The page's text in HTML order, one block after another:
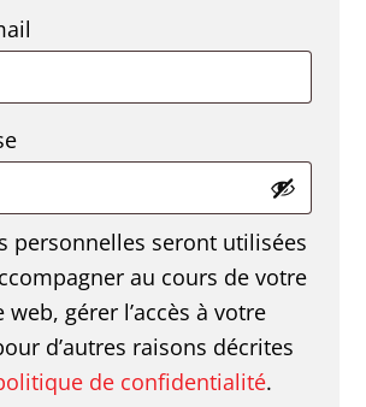
personnelles seront utilisées
au cours de votre
gérer l’accès à votre
d’autres raisons décrites
de confidentialité.